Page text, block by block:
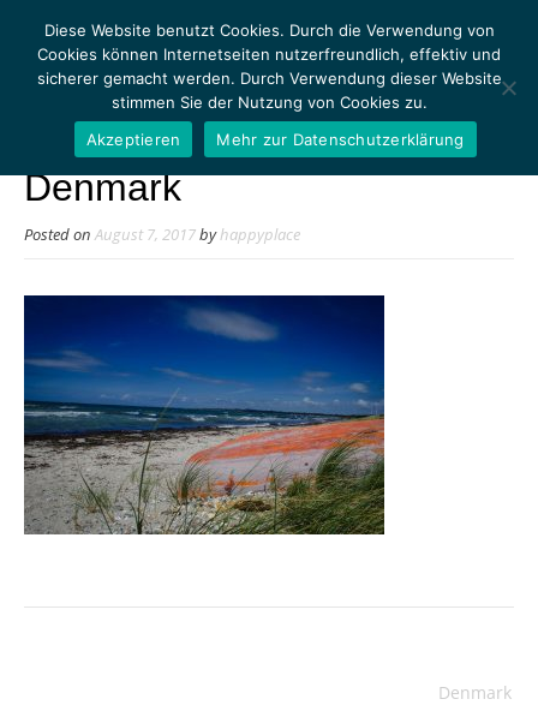
MENU
Denmark
Posted onAugust 7, 2017byhappyplace
Denmark
Diese Website benutzt Cookies. Durch die Verwendung von
Cookies können Internetseiten nutzerfreundlich, effektiv und
sicherer gemacht werden. Durch Verwendung dieser Website
stimmen Sie der Nutzung von Cookies zu.
Akzeptieren
Mehr zur Datenschutzerklärung